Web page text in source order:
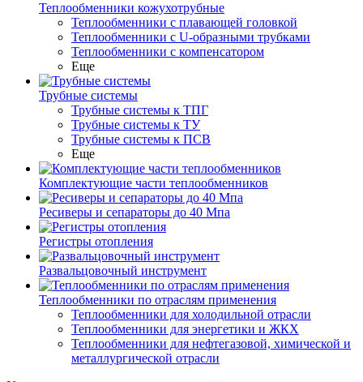
Теплообменники кожухотрубные
Теплообменники с плавающей головкой
Теплообменники с U-образными трубками
Теплообменники с компенсатором
Еще
Трубные системы
Трубные системы к ТПГ
Трубные системы к ТУ
Трубные системы к ПСВ
Еще
Комплектующие части теплообменников
Ресиверы и сепараторы до 40 Мпа
Регистры отопления
Развальцовочный инструмент
Теплообменники по отраслям применения
Теплообменники для холодильной отрасли
Теплообменники для энергетики и ЖКХ
Теплообменники для нефтегазовой, химической и
металлургической отрасли